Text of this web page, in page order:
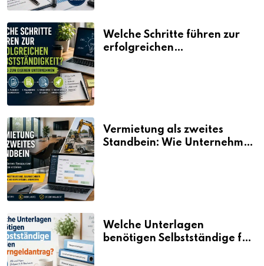
Welche Schritte führen zur
erfolgreichen
Vermietung als zweites
Standbein: Wie Unternehmen
Welche Unterlagen
benötigen Selbstständige für